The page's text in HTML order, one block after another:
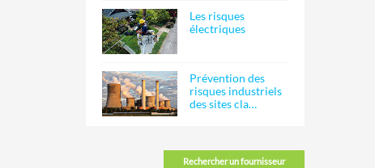
Les risques
électriques
Prévention des
risques industriels
des sites cla…
Rechercher un fournisseur